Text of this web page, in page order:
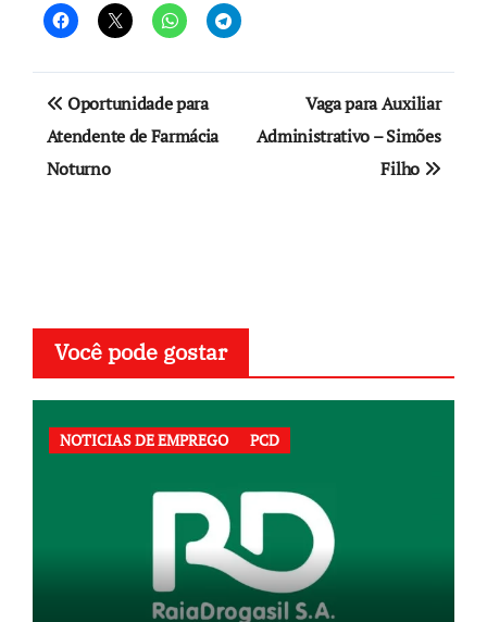
Navegação
de
Post
Oportunidade para
Atendente de Farmácia
Noturno
Vaga para Auxiliar
Administrativo – Simões
Filho
Você pode gostar
NOTICIAS DE EMPREGO PCD